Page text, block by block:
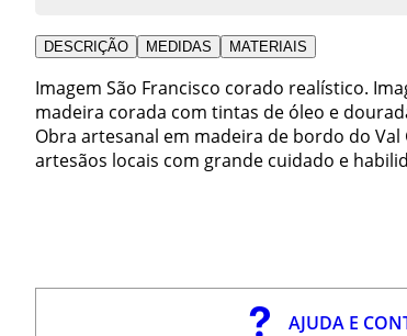
DESCRIÇÃO MEDIDAS MATERIAIS
Imagem São Francisco corado realístico.
madeira corada com tintas de óleo e
Obra artesanal em madeira de bordo do
artesãos locais com grande cuidado e
AJUDA E